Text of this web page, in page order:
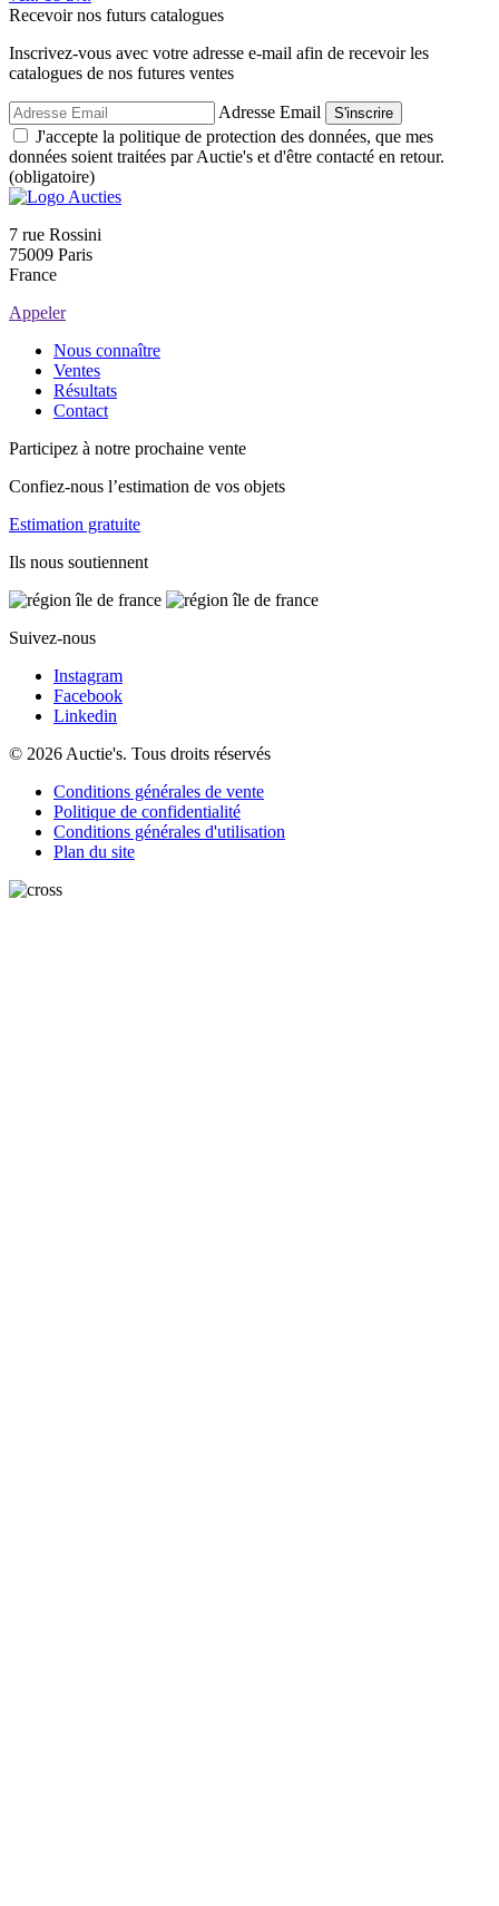
Recevoir nos futurs catalogues
Inscrivez-vous avec votre adresse e-mail afin de recevoir les
catalogues de nos futures ventes
Adresse Email S'inscrire
J'accepte la politique de protection des données, que mes
données soient traitées par Auctie's et d'être contacté en retour.
(obligatoire)
7 rue Rossini
75009 Paris
France
Appeler
Nous connaître
Ventes
Résultats
Contact
Participez à notre prochaine vente
Confiez-nous l’estimation de vos objets
Estimation gratuite
Ils nous soutiennent
Suivez-nous
Instagram
Facebook
Linkedin
© 2026 Auctie's. Tous droits réservés
Conditions générales de vente
Politique de confidentialité
Conditions générales d'utilisation
Plan du site